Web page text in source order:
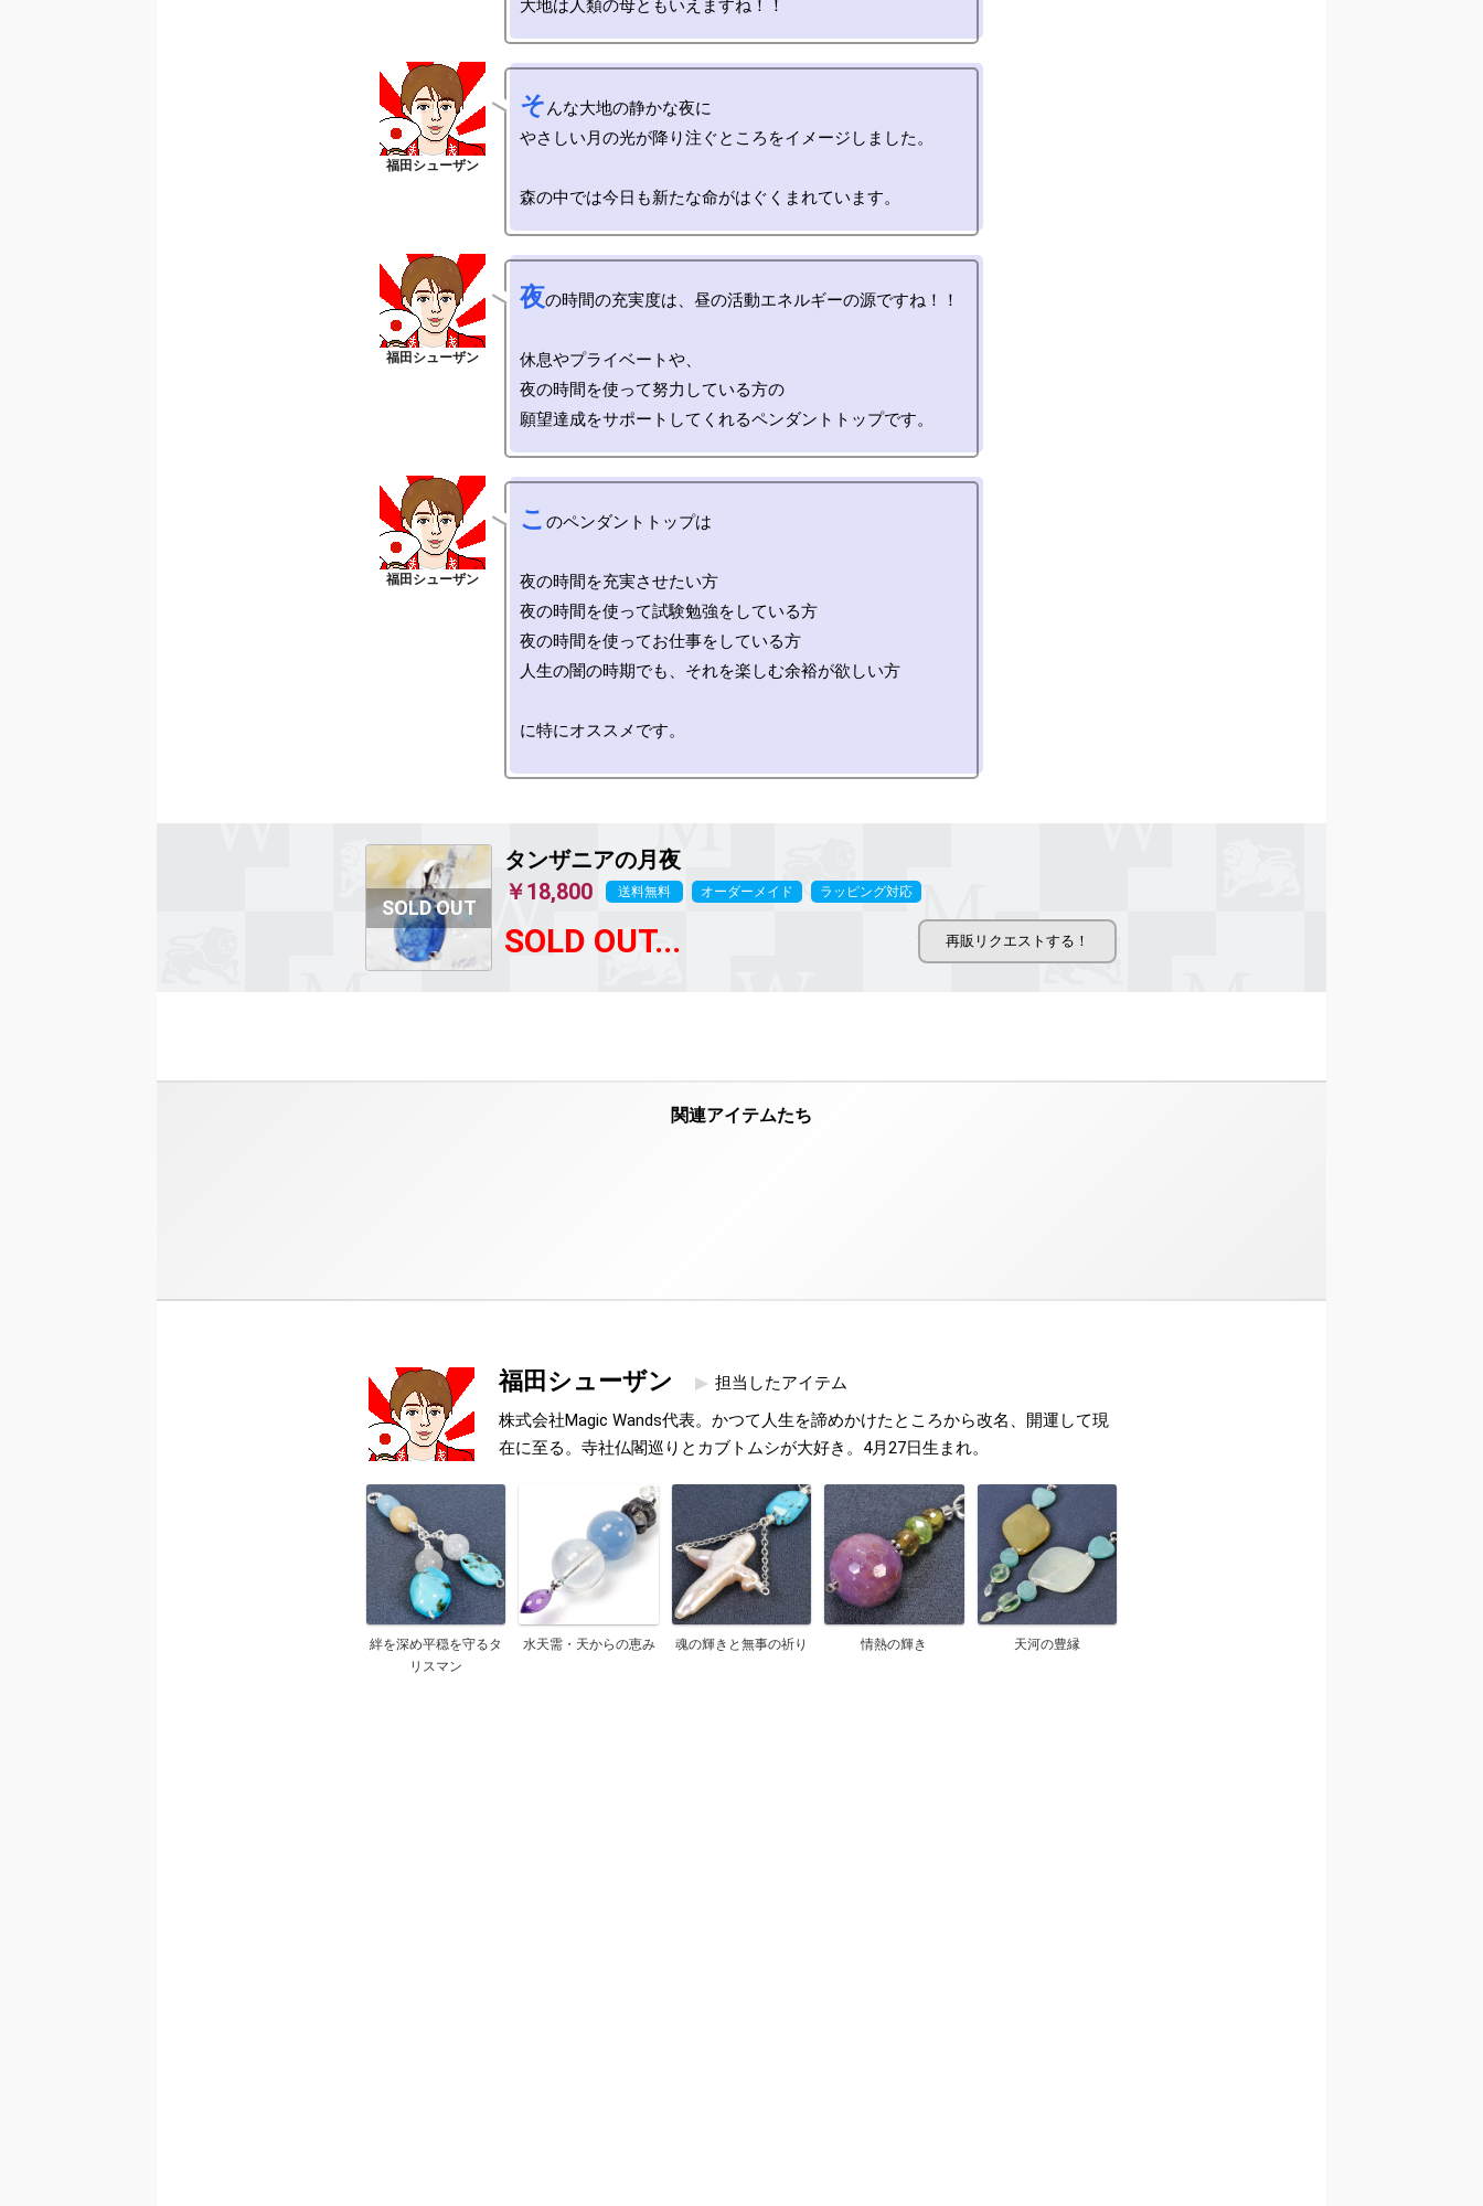
そんな大地の静かな夜に
やさしい月の光が降り注ぐところをイメージしました。
夜の時間の充実度は、昼の活動エネルギーの源ですね！！
休息やプライベートや、
夜の時間を使って努力している方の
こ のペンダントトップは
夜の時間を充実させたい方
夜の時間を使って試験勉強をしている方
夜の時間を使ってお仕事をしている方
人生の闇の時期でも、それを楽しむ余裕が欲しい方
に特にオススメです。
タンザニアの月夜
￥18,800
送料無料 オーダーメイド ラッピング対応
SOLD OUT...
福田シューザン
担当したアイテム
株式会社Magic Wands代表。かつて人生を諦めかけたところから改名、開運して現
在に至る。寺社仏閣巡りとカブトムシが大好き。4月27日生まれ。
絆を深め平穏を守るタ
リスマン
水天需・天からの恵み 魂の輝きと無事の祈り 情熱の輝き 天河の豊縁